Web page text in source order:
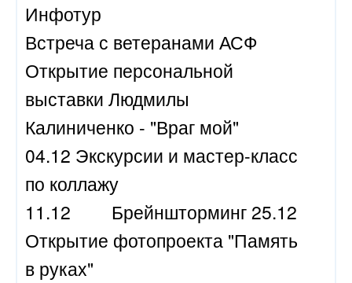
Инфотур
Встреча с ветеранами АСФ
Открытие персональной
выставки Людмилы
Калиниченко - "Враг мой"
04.12 Экскурсии и мастер-класс
по коллажу
11.12
Брейншторминг 25.12
Открытие фотопроекта "Память
в руках"